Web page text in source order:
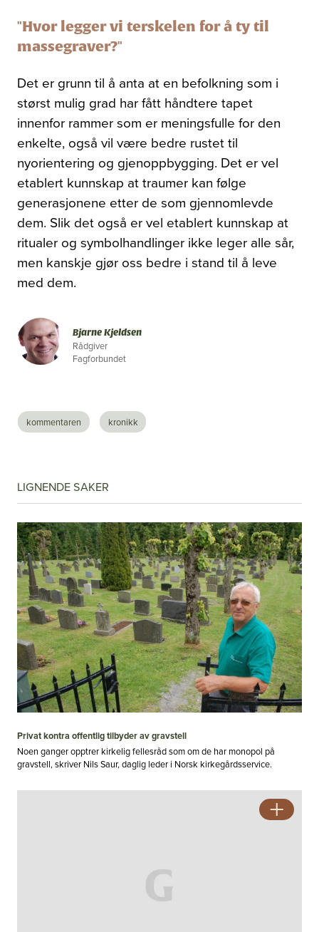
"Hvor legger vi terskelen for å ty til
massegraver?"
Det er grunn til å anta at en befolkning som i
størst mulig grad har fått håndtere tapet
innenfor rammer som er meningsfulle for den
enkelte, også vil være bedre rustet til
nyorientering og gjenoppbygging. Det er vel
etablert kunnskap at traumer kan følge
generasjonene etter de som gjennomlevde
dem. Slik det også er vel etablert kunnskap at
ritualer og symbolhandlinger ikke leger alle sår,
men kanskje gjør oss bedre i stand til å leve
med dem.
Bjarne Kjeldsen
Rådgiver
Fagforbundet
kommentaren kronikk
LIGNENDE SAKER
Privat kontra offentlig tilbyder av gravstell
Noen ganger opptrer kirkelig fellesråd som om de har monopol på
gravstell, skriver Nils Saur, daglig leder i Norsk kirkegårdsservice.